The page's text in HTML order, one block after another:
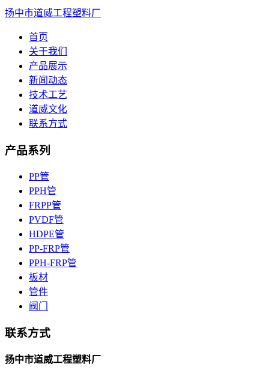
扬中市道威工程塑料厂
首页
关于我们
产品展示
新闻动态
技术工艺
道威文化
联系方式
产品系列
PP管
PPH管
FRPP管
PVDF管
HDPE管
PP-FRP管
PPH-FRP管
板材
管件
阀门
联系方式
扬中市道威工程塑料厂